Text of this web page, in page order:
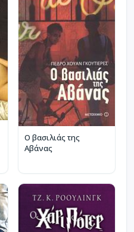
Ο βασιλιάς της
Αβάνας